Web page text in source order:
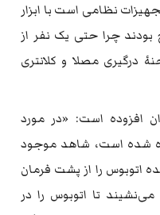
نظامی است با ابزار
چرا حتی یک نفر از
درگیری مصلا و کلانتری
افزوده است: «در مورد
شده است، شاهد موجود
اتوبوس را از پشت فرمان
تا اتوبوس را در